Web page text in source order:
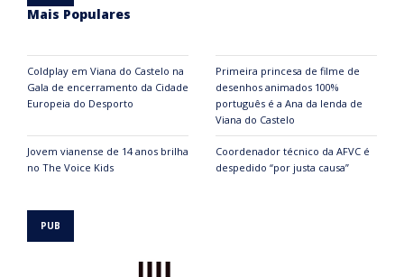
Mais Populares
Coldplay em Viana do Castelo na
Gala de encerramento da Cidade
Europeia do Desporto
Primeira princesa de filme de
desenhos animados 100%
português é a Ana da lenda de
Viana do Castelo
Jovem vianense de 14 anos brilha
no The Voice Kids
Coordenador técnico da AFVC é
despedido “por justa causa”